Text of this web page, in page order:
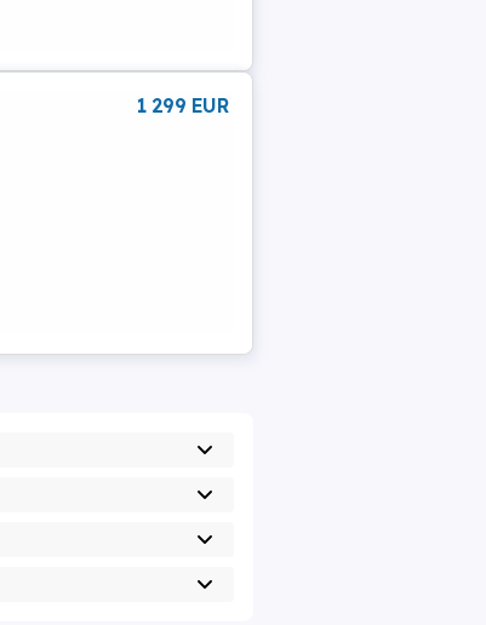
1 299 EUR